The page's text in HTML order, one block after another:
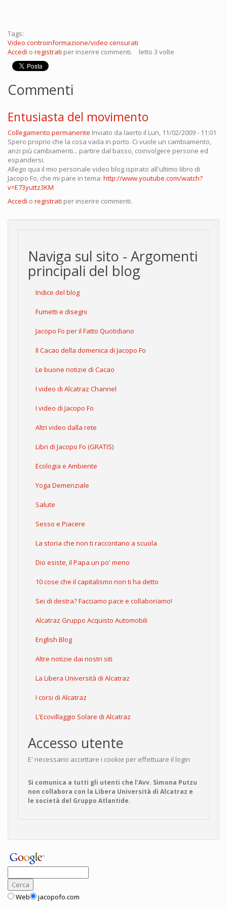
Tags:
Video controinformazione/video censurati
Accedi o registrati per inserire commenti. letto 3 volte
Commenti
Entusiasta del movimento
Collegamento permanente Inviato da laerto il Lun, 11/02/2009 - 11:01
Spero proprio che la cosa vada in porto. Ci vuole un cambiamento,
anzi più cambiamenti... partire dal basso, coinvolgere persone ed
espandersi.
Allego qua il mio personale video blog ispirato all'ultimo libro di
Jacopo Fo, che mi pare in tema: http://www.youtube.com/watch?
v=E73yuttz3KM
Accedi o registrati per inserire commenti.
Naviga sul sito - Argomenti
principali del blog
Indice del blog
Fumetti e disegni
Jacopo Fo per il Fatto Quotidiano
Il Cacao della domenica di Jacopo Fo
Le buone notizie di Cacao
I video di Alcatraz Channel
I video di Jacopo Fo
Altri video dalla rete
Libri di Jacopo Fo (GRATIS)
Ecologia e Ambiente
Yoga Demenziale
Salute
Sesso e Piacere
La storia che non ti raccontano a scuola
Dio esiste, il Papa un po' meno
10 cose che il capitalismo non ti ha detto
Sei di destra? Facciamo pace e collaboriamo!
Alcatraz Gruppo Acquisto Automobili
English Blog
Altre notizie dai nostri siti
La Libera Università di Alcatraz
I corsi di Alcatraz
L'Ecovillaggio Solare di Alcatraz
Accesso utente
E' necessario accettare i cookie per effettuare il login
Si comunica a tutti gli utenti che l'Avv. Simona Putzu
non collabora con la Libera Università di Alcatraz e
le società del Gruppo Atlantide.
Web jacopofo.com